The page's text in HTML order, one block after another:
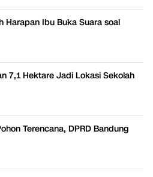
Harapan Ibu Buka Suara soal
7,1 Hektare Jadi Lokasi Sekolah
Terencana, DPRD Bandung